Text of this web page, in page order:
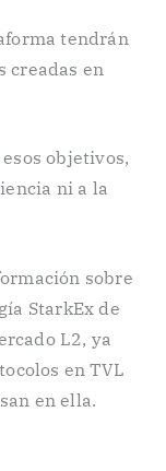
tendrán
creadas en
objetivos,
ni a la
sobre
StarkEx de
L2, ya
en TVL
en ella.